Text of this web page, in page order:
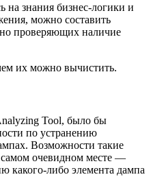
знания бизнес‑логики и
можно составить
проверяющих наличие
их можно вычистить.
Tool, было бы
по устранению
Возможности такие
самом очевидном месте —
какого‑либо элемента дампа